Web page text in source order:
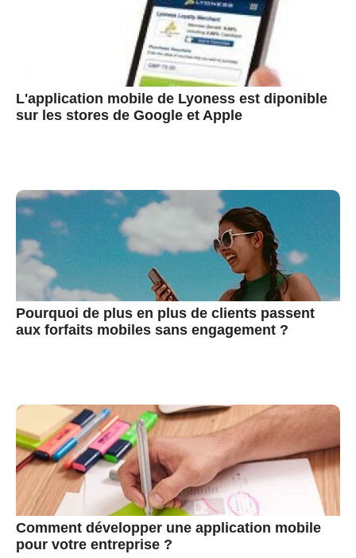
L'application mobile de Lyoness est diponible
sur les stores de Google et Apple
Pourquoi de plus en plus de clients passent
aux forfaits mobiles sans engagement ?
Comment développer une application mobile
pour votre entreprise ?